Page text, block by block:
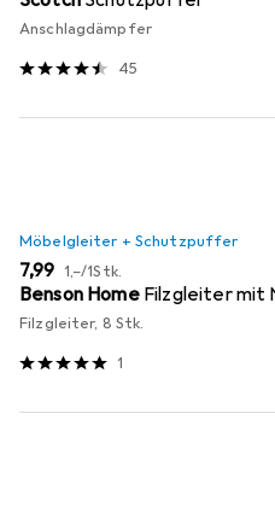
Anschlagdämpfer
45
Möbelgleiter + Schutzpuffer
EUR
7,99 EUR
1,–/1Stk.
Benson Home Filzgleiter mit
Filzgleiter, 8 Stk.
1